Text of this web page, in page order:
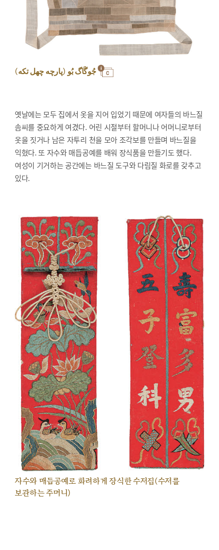
جُوگَاگ بُو (پارچه چهل تکه)
옛날에는 모두 집에서 옷을 지어 입었기 때문에 여자들의 바느질
솜씨를 중요하게 여겼다. 어린 시절부터 할머니나 어머니로부터
옷을 짓거나 남은 자투리 천을 모아 조각보를 만들며 바느질을
익혔다. 또 자수와 매듭공예를 배워 장식품을 만들기도 했다.
여성이 기거하는 공간에는 바느질 도구와 다림질 화로를 갖추고
있다.
자수와 매듭공예로 화려하게 장식한 수저집(수저를
보관하는 주머니)